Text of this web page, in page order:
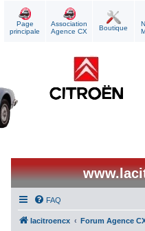
Page
principale
Association
Agence CX
Boutique
FAQ
lacitroencx Forum Agence